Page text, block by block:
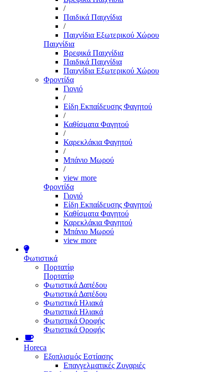
/
Παιδικά Παιχνίδια
/
Παιχνίδια Εξωτερικού Χώρου
Παιχνίδια
Βρεφικά Παιχνίδια
Παιδικά Παιχνίδια
Παιχνίδια Εξωτερικού Χώρου
Φροντίδα
Γιογιό
/
Είδη Εκπαίδευσης Φαγητού
/
Καθίσματα Φαγητού
/
Καρεκλάκια Φαγητού
/
Μπάνιο Μωρού
/
view more
Φροντίδα
Γιογιό
Είδη Εκπαίδευσης Φαγητού
Καθίσματα Φαγητού
Καρεκλάκια Φαγητού
Μπάνιο Μωρού
view more
Φωτιστικά
Πορτατίφ
Πορτατίφ
Φωτιστικά Δαπέδου
Φωτιστικά Δαπέδου
Φωτιστικά Ηλιακά
Φωτιστικά Ηλιακά
Φωτιστικά Οροφής
Φωτιστικά Οροφής
Horeca
Εξοπλισμός Εστίασης
Επαγγελματικές Ζυγαριές